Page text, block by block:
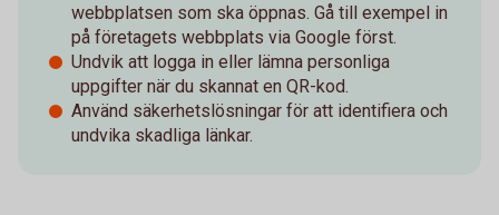
webbplatsen som ska öppnas. Gå till exempel in
på företagets webbplats via Google först.
Undvik att logga in eller lämna personliga
uppgifter när du skannat en QR-kod.
Använd säkerhetslösningar för att identifiera och
undvika skadliga länkar.